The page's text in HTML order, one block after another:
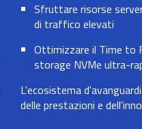
Sfruttare risorse
di traffico elevati
Ottimizzare il Time to
storage NVMe ultra-
L'ecosistema
delle prestazioni e